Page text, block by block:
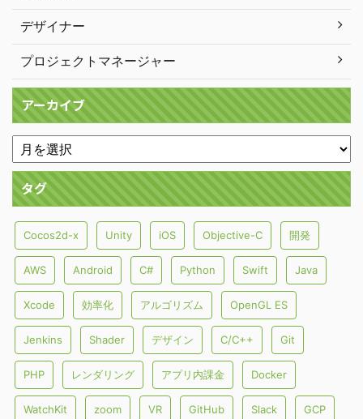
デザイナー
プロジェクトマネージャー
アーカイブ
タグ
Cocos2d-x Unity iOS Objective-C 開発
AWS Android C# Python Swift Java
Xcode 効率化 アルゴリズム OpenGL ES
Jenkins Shader デザイン C/C++ Git
PHP レンダリング アプリ内課金 Docker
WatchKit zoom VR GitHub Slack GCP